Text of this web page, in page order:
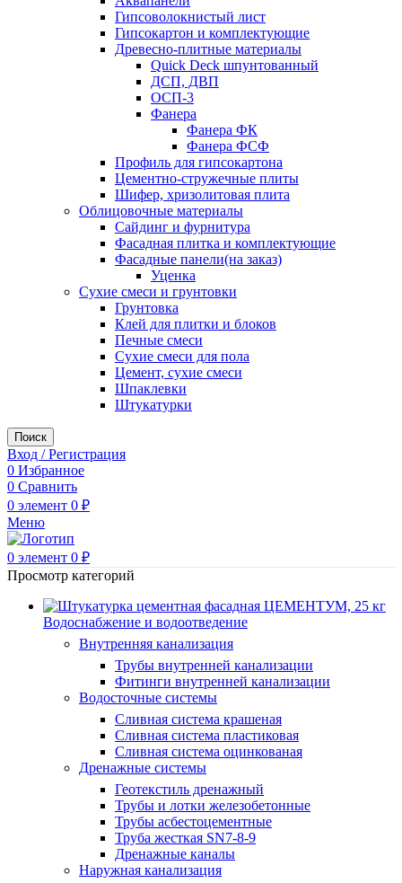
Гипсоволокнистый лист
Гипсокартон и комплектующие
Древесно-плитные материалы
Quick Deck шпунтованный
ДСП, ДВП
ОСП-3
Фанера
Фанера ФК
Фанера ФСФ
Профиль для гипсокартона
Цементно-стружечные плиты
Шифер, хризолитовая плита
Облицовочные материалы
Сайдинг и фурнитура
Фасадная плитка и комплектующие
Фасадные панели(на заказ)
Уценка
Сухие смеси и грунтовки
Грунтовка
Клей для плитки и блоков
Печные смеси
Сухие смеси для пола
Цемент, сухие смеси
Шпаклевки
Штукатурки
Поиск
Вход / Регистрация
0 Избранное
0 Сравнить
0 элемент 0 ₽
Меню
0 элемент 0 ₽
Просмотр категорий
Водоснабжение и водоотведение
Внутренняя канализация
Трубы внутренней канализации
Фитинги внутренней канализации
Водосточные системы
Сливная система крашеная
Сливная система пластиковая
Сливная система оцинкованая
Дренажные системы
Геотекстиль дренажный
Трубы и лотки железобетонные
Трубы асбестоцементные
Труба жесткая SN7-8-9
Дренажные каналы
Наружная канализация